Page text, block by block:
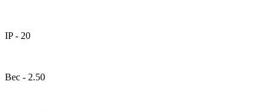
IP - 20
Вес - 2.50